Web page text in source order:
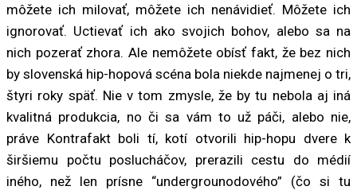
môžete ich milovať, môžete ich nenávidieť. Môžete ich
ignorovať. Uctievať ich ako svojich bohov, alebo sa na
nich pozerať zhora. Ale nemôžete obísť fakt, že bez nich
by slovenská hip-hopová scéna bola niekde najmenej o tri,
štyri roky späť. Nie v tom zmysle, že by tu nebola aj iná
kvalitná produkcia, no či sa vám to už páči, alebo nie,
práve Kontrafakt boli tí, kotí otvorili hip-hopu dvere k
širšiemu počtu poslucháčov, prerazili cestu do médií
iného, než len prísne “undergrounodového” (čo si tu